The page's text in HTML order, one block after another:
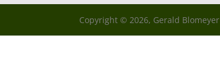
Copyright © 2026, Gerald Blomeyer